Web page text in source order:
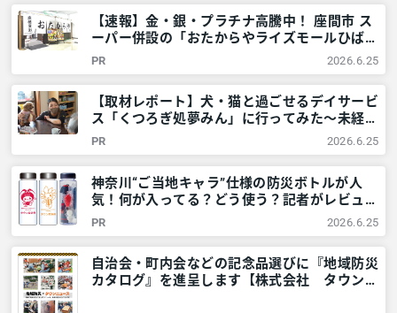
【速報】金・銀・プラチナ高騰中！ 座間市 ス
ーパー併設の「おたからやライズモールひばり
が丘店」！どんな物が高価買取に？普段聞きに
くい事を聞いてみた – 神奈川・東京多摩のご
近所情報 – レアリア
PR 2026.6.25
【取材レポート】犬・猫と過ごせるデイサービ
ス「くつろぎ処夢みん」に行ってみた～未経験
可スタッフ募集（神奈川県座間市）/居宅介護
支援「愛みんケアセンター」 – 神奈川・東京
多摩のご近所情報 – レアリア
PR 2026.6.25
神奈川“ご当地キャラ”仕様の防災ボトルが人
気！何が入ってる？どう使う？記者がレビュー
してみました – 神奈川・東京多摩のご近所情
報 – レアリア
PR 2026.6.25
自治会・町内会などの記念品選びに『地域防災
カタログ』を進呈します【株式会社 タウンニ